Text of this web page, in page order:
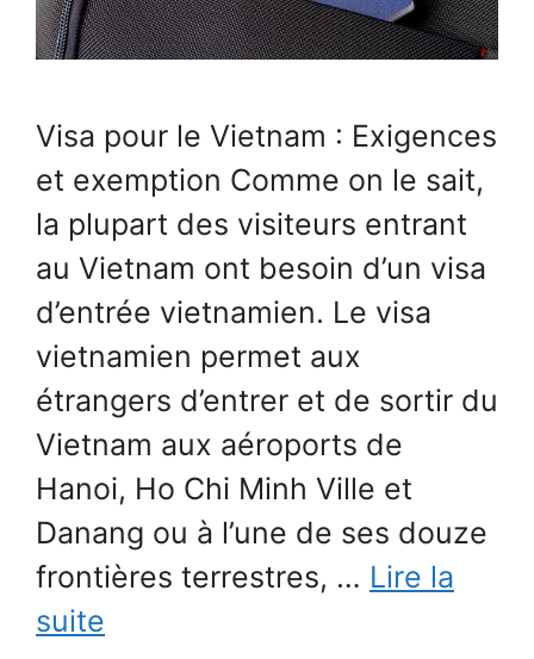
Visa pour le Vietnam : Exigences
et exemption Comme on le sait,
la plupart des visiteurs entrant
au Vietnam ont besoin d’un visa
d’entrée vietnamien. Le visa
vietnamien permet aux
étrangers d’entrer et de sortir du
Vietnam aux aéroports de
Hanoi, Ho Chi Minh Ville et
Danang ou à l’une de ses douze
frontières terrestres, … Lire la
suite